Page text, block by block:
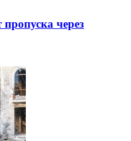
через